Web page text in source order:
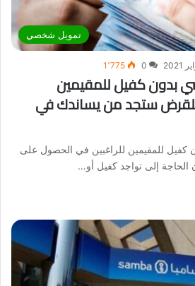
تمويل شخصي
0 1٬775
بدون كفيل للمقيمين
للقرض ستجد من يساندك في
للمقيمين للراغبين في الحصول على
إلى تواجد كفيل أو…